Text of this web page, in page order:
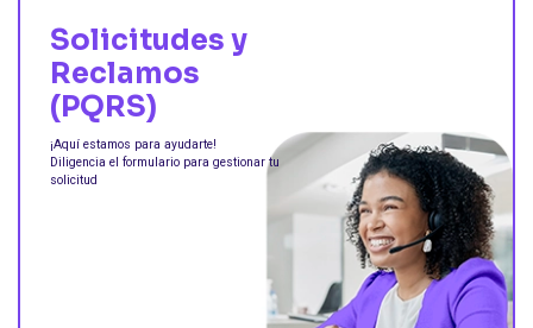
Solicitudes y
Reclamos
(PQRS)
¡Aquí estamos para ayudarte!
Diligencia el formulario para gestionar tu
solicitud